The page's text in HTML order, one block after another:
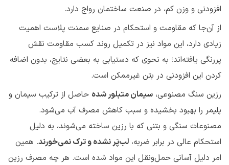
افزودنی و وزن کم، در صنعت ساختمان رواج دارد.
از آن‌جا که مقاومت و استحکام در صنایع سمنت پلاست اهمیت
زیادی دارد، این مواد نیز در تکمیل روند کسب مقاومت نقش
پررنگی یافته‌اند؛ به نحوی که دستیابی به بعضی نتایج، بدون اضافه
کردن این افزودنی در بتن غیرممکن است.
رزین سنگ مصنوعی، سیمان متبلور شده حاصل از ترکیب سیمان و
پلیمر را بهبود بخشیده و سبب کاهش مصرف آب می‌شود.
مصنوعات سنگی و بتنی که با رزین ساخته می‌شوند، به دلیل
استحکام عالی در برابر ضربه، لب‌پَر نشده و ترک نمی‌خورند. همین
امر دلیل آسانی حمل‌ونقل این مواد شده است. هر چه مصرف رزین